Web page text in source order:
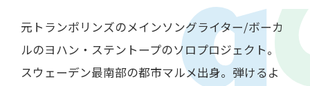
元トランポリンズのメインソングライター/ボーカ
ルのヨハン・ステントープのソロプロジェクト。
スウェーデン最南部の都市マルメ出身。弾けるよ